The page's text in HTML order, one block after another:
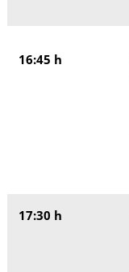
16:45 h
17:30 h